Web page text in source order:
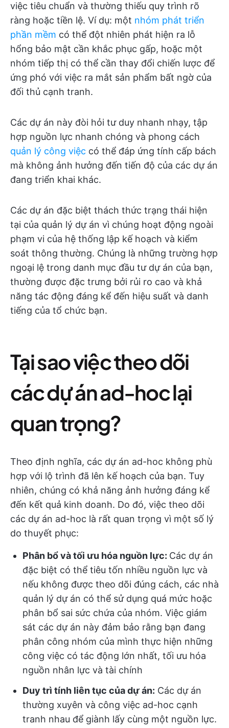
việc tiêu chuẩn và thường thiếu quy trình rõ
ràng hoặc tiền lệ. Ví dụ: một nhóm phát triển
phần mềm có thể đột nhiên phát hiện ra lỗ
hổng bảo mật cần khắc phục gấp, hoặc một
nhóm tiếp thị có thể cần thay đổi chiến lược để
ứng phó với việc ra mắt sản phẩm bất ngờ của
đối thủ cạnh tranh.
Các dự án này đòi hỏi tư duy nhanh nhạy, tập
hợp nguồn lực nhanh chóng và phong cách
quản lý công việc có thể đáp ứng tính cấp bách
mà không ảnh hưởng đến tiến độ của các dự án
đang triển khai khác.
Các dự án đặc biệt thách thức trạng thái hiện
tại của quản lý dự án vì chúng hoạt động ngoài
phạm vi của hệ thống lập kế hoạch và kiểm
soát thông thường. Chúng là những trường hợp
ngoại lệ trong danh mục đầu tư dự án của bạn,
thường được đặc trưng bởi rủi ro cao và khả
năng tác động đáng kể đến hiệu suất và danh
tiếng của tổ chức bạn.
Tại sao việc theo dõi
các dự án ad-hoc lại
quan trọng?
Theo định nghĩa, các dự án ad-hoc không phù
hợp với lộ trình đã lên kế hoạch của bạn. Tuy
nhiên, chúng có khả năng ảnh hưởng đáng kể
đến kết quả kinh doanh. Do đó, việc theo dõi
các dự án ad-hoc là rất quan trọng vì một số lý
do thuyết phục:
Phân bổ và tối ưu hóa nguồn lực: Các dự án
đặc biệt có thể tiêu tốn nhiều nguồn lực và
nếu không được theo dõi đúng cách, các nhà
quản lý dự án có thể sử dụng quá mức hoặc
phân bổ sai sức chứa của nhóm. Việc giám
sát các dự án này đảm bảo rằng bạn đang
phân công nhóm của mình thực hiện những
công việc có tác động lớn nhất, tối ưu hóa
nguồn nhân lực và tài chính
Duy trì tính liên tục của dự án: Các dự án
thường xuyên và công việc ad-hoc cạnh
tranh nhau để giành lấy cùng một nguồn lực.